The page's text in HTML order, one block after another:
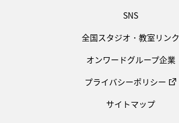
SNS
全国スタジオ・教室リンク
オンワードグループ企業
プライバシーポリシー
サイトマップ